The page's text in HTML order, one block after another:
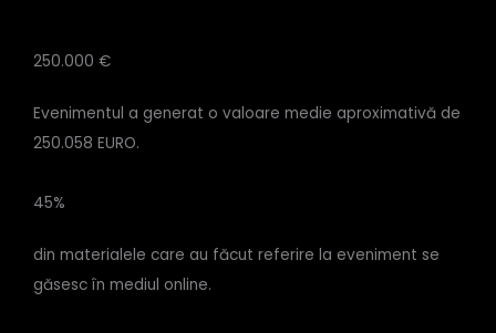
250.000 €
Evenimentul a generat o valoare medie aproximativă de
250.058 EURO.
45%
din materialele care au făcut referire la eveniment se
găsesc în mediul online.